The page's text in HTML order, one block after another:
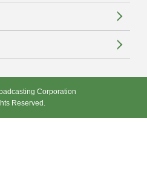
Corporation
Reserved.